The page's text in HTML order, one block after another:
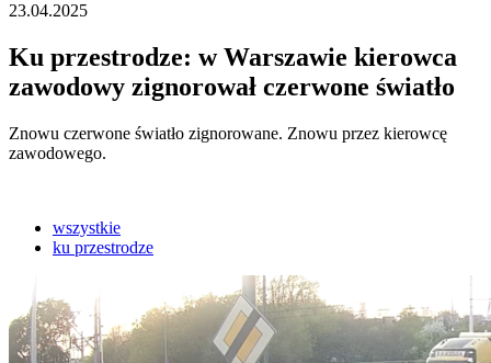
23.04.2025
Ku przestrodze: w Warszawie kierowca
zawodowy zignorował czerwone światło
Znowu czerwone światło zignorowane. Znowu przez kierowcę
zawodowego.
wszystkie
ku przestrodze